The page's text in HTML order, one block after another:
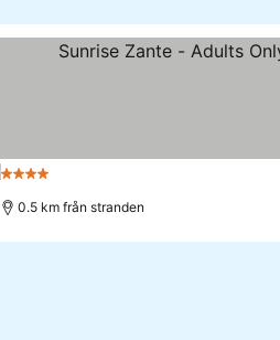
4 Stjärnor
0.5 km från stranden